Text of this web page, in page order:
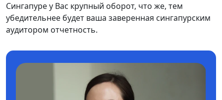
Сингапуре у Вас крупный оборот, что же, тем
убедительнее будет ваша заверенная сингапурским
аудитором отчетность.